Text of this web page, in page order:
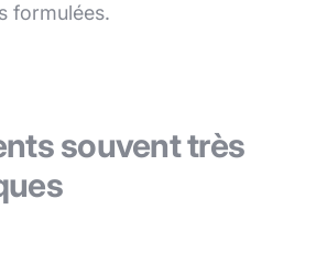
formulées.
souvent très